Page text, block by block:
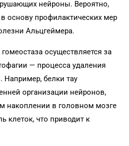
нейроны. Вероятно,
в основу профилактических мер
Альцгеймера.
осуществляется за
— процесса удаления
Например, белки тау
организации нейронов,
накоплении в головном мозге
клеток, что приводит к